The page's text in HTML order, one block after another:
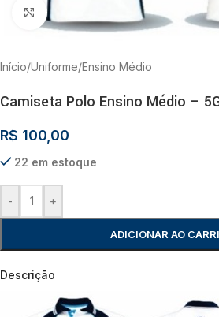
Clique para ampliar
Início/Uniforme/Ensino Médio
Camiseta Polo Ensino Médio –
R$ 100,00
22 em estoque
- +
ADICIONAR AO
Descrição